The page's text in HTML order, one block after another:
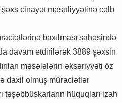
cinayət məsuliyyətinə cəlb
baxılması sahəsində
davam etdirilərək 3889 şəxsin
məsələlərin əksəriyyəti öz
daxil olmuş müraciətlər
təşəbbüskarların hüquqları izah